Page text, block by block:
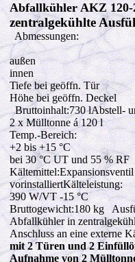
Abfallkühler AKZ 120-
zentralgekühlte
Abmessungen:
außen
innen
Tiefe bei geöffn. Tür
Höhe bei geöffn. Deckel
Bruttoinhalt:730 lAbstell-
2x Mülltonne á 120 l
Temp.-Bereich:
+2 bis +15 °C
bei 30 °C UT und 55 % RF
vorinstalliertKälteleistung:
390 W/VT -15 °C
Bruttogewicht:180 kg
Abfallkühler in
Anschluss an eine externe
mit 2 Türen und 2
Aufnahme von 2